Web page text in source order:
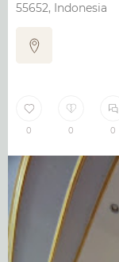
55652, Indonesia
0 0 0